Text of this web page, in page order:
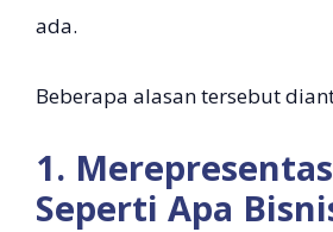
ada.
Beberapa alasan tersebut
1.
Seperti Apa